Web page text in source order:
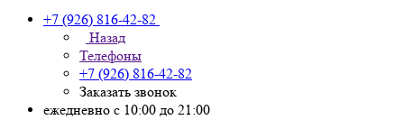
+7 (926) 816-42-82
Назад
Телефоны
+7 (926) 816-42-82
Заказать звонок
ежедневно с 10:00 до 21:00